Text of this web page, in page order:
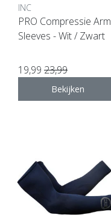
INC
PRO Compressie Arm
Sleeves - Wit / Zwart
19,99 23,99
Bekijken